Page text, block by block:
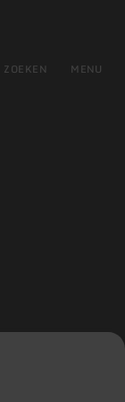
ZOEKEN MENU